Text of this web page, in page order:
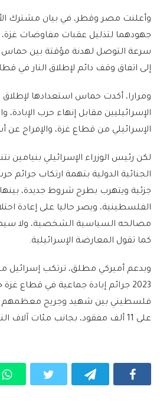
وأعلنت مصر وقطر، في بيان مشترك
جهودهما لتذليل عقبات مفاوضات غزة،
إلى اتفاق وقف دائم لإطلاق النار في
ومرارا، أكدت حماس استعدادها
الإسرائيليين مقابل إنهاء حرب
الإسرائيلي من قطاع غزة، والإفراج
لكن رئيس الوزراء الإسرائيلي بنيامين
الجنائية الدولية بتهمة ارتكاب
جزئية ويتهرب بطرح شروط جديدة،
الفلسطينية، ويصر حاليا على إعادة
مصالحه السياسية الشخصية، ولا
كما تقول المعارضة الإسرائيلية.
فلسطيني بين شهيد وجريح معظمهم
على 11 ألف مفقود، بجانب مئات آلاف النازحين.